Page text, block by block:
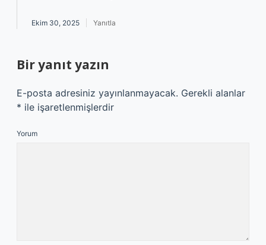
Ekim 30, 2025 Yanıtla
Bir yanıt yazın
E-posta adresiniz yayınlanmayacak. Gerekli alanlar
* ile işaretlenmişlerdir
Yorum